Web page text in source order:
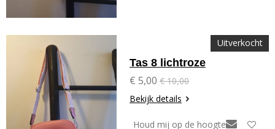
Uitverkocht
Tas 8 lichtroze
€ 5,00 € 10,00
Bekijk details
Houd mij op de hoogte